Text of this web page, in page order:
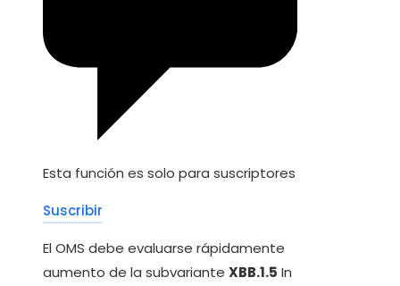
Esta función es solo para suscriptores
Suscribir
El OMS debe evaluarse rápidamente
aumento de la subvariante XBB.1.5 In